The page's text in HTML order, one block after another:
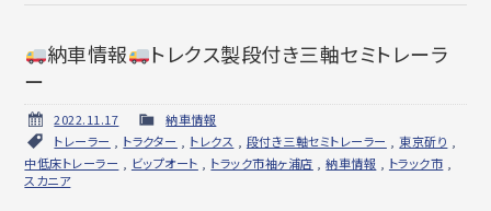
納車情報
トレクス製段付き三軸セミトレーラ
ー
2022.11.17
納車情報
トレーラー , トラクター , トレクス , 段付き三軸セミトレーラー , 東京斫り ,
中低床トレーラー , ビップオート , トラック市袖ヶ浦店 ,納車情報 , トラック市 ,
スカニア